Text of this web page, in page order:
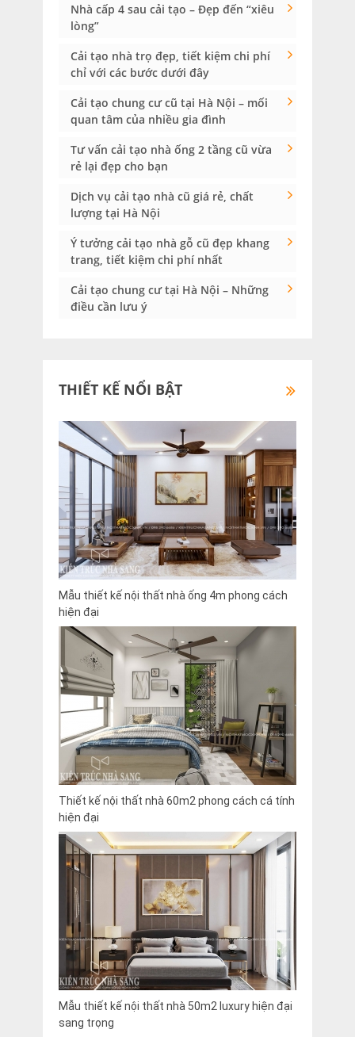
Nhà cấp 4 sau cải tạo – Đẹp đến “xiêu
lòng”
Cải tạo nhà trọ đẹp, tiết kiệm chi phí
chỉ với các bước dưới đây
Cải tạo chung cư cũ tại Hà Nội – mối
quan tâm của nhiều gia đình
Tư vấn cải tạo nhà ống 2 tầng cũ vừa
rẻ lại đẹp cho bạn
Dịch vụ cải tạo nhà cũ giá rẻ, chất
lượng tại Hà Nội
Ý tưởng cải tạo nhà gỗ cũ đẹp khang
trang, tiết kiệm chi phí nhất
Cải tạo chung cư tại Hà Nội – Những
điều cần lưu ý
THIẾT KẾ NỔI BẬT
Mẫu thiết kế nội thất nhà ống 4m phong cách
hiện đại
Thiết kế nội thất nhà 60m2 phong cách cá tính
hiện đại
Mẫu thiết kế nội thất nhà 50m2 luxury hiện đại
sang trọng